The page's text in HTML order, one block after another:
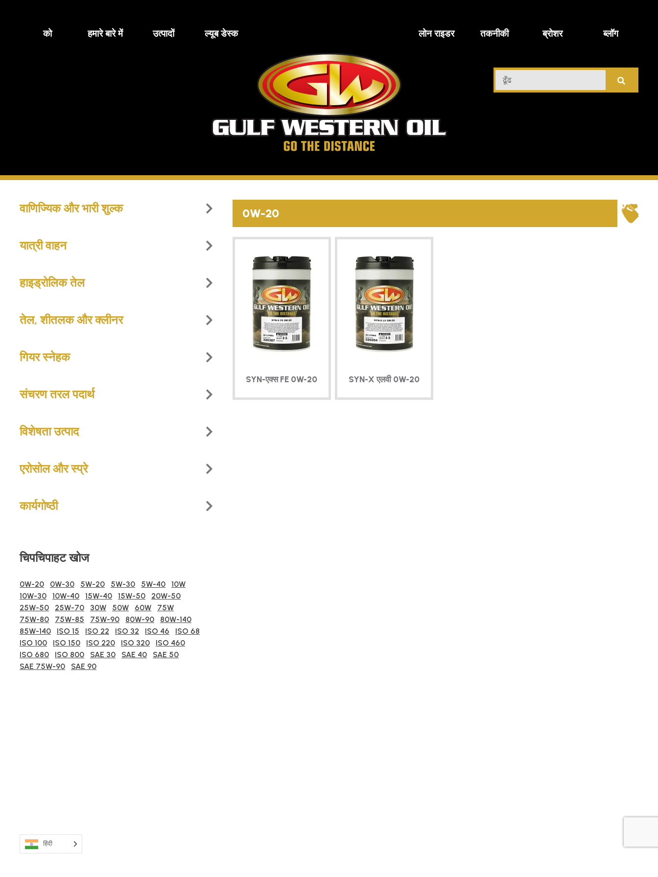
दूरी
को हमारे बारे में उत्पादों ल्यूब डेस्क लोन राइडर तकनीकी ब्रोशर ब्लॉग
ढूँढ
वाणिज्यिक और भारी शुल्क
यात्री वाहन
हाइड्रोलिक तेल
तेल, शीतलक और क्लीनर
गियर स्नेहक
संचरण तरल पदार्थ
विशेषता उत्पाद
एरोसोल और स्प्रे
कार्यगोष्‍ठी
चिपचिपाहट खोज
0W-20 0W-30 5W-20 5W-30 5W-40
10W
10W-30
10W-40 15W-40 15W-50
20W-50
25W-50
25W-70 30W 50W 60W
75W
75W-80
75W-85 75W-90 80W-90
80W-140
85W-140
ISO 15 ISO 22 ISO 32 ISO 46
ISO 68
ISO 100
ISO 150 ISO 220 ISO 320
ISO 460
ISO 680
ISO 800 SAE 30 SAE 40
SAE 50
SAE 75W-90
SAE 90
0W-20
SYN-एक्सFE 0W-20 SYN-X एलवी 0W-20
हिंदी